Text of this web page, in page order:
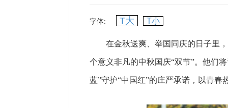
字体: T大 T小
在金秋送爽、举国同庆的日子里，
个意义非凡的中秋国庆“双节”。他们
蓝”守护“中国红”的庄严承诺，以青